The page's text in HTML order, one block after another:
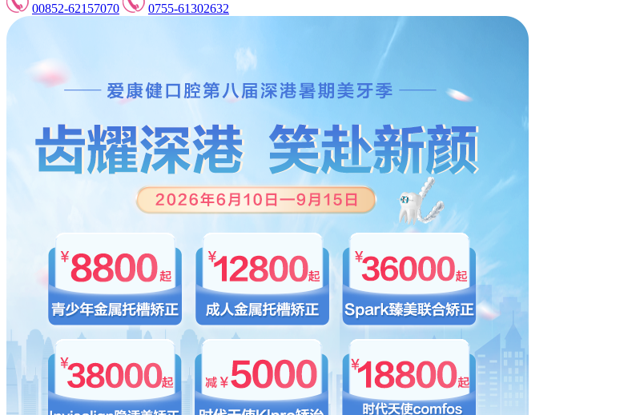
00852-62157070
0755-61302632